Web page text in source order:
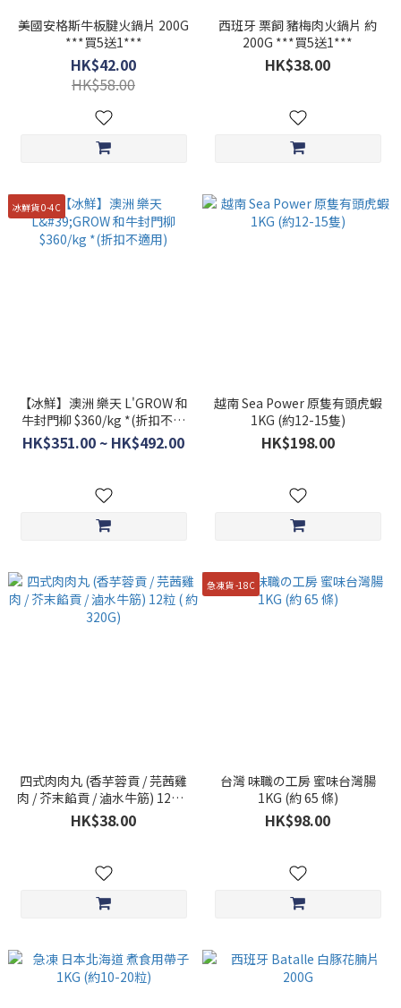
美國安格斯牛板腱火鍋片 200G
***買5送1***
HK$42.00
HK$58.00
西班牙 栗飼 豬梅肉火鍋片 約
200G ***買5送1***
HK$38.00
冰鮮貨 0-4C
【冰鮮】澳洲 樂天 L'GROW 和
牛封門柳 $360/kg *(折扣不適
用)
HK$351.00 ~ HK$492.00
越南 Sea Power 原隻有頭虎蝦
1KG (約12-15隻)
HK$198.00
四式肉肉丸 (香芋蓉貢 / 芫茜雞
肉 / 芥末餡貢 / 滷水牛筋) 12粒 (
約320G)
HK$38.00
急凍貨 -18C
台灣 味職の工房 蜜味台灣腸
1KG (約 65 條)
HK$98.00